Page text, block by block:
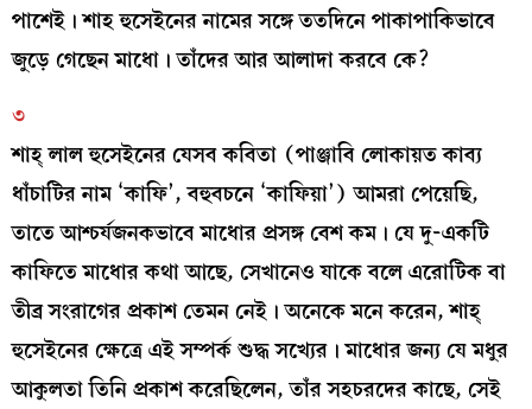
পাশেই। শাহ হুসেইনের নামের সঙ্গে ততদিনে পাকাপাকিভাবে
জুড়ে গেছেন মাধো। তাঁদের আর আলাদা করবে কে?
৩
শাহ্‌ লাল হুসেইনের যেসব কবিতা (পাঞ্জাবি লোকায়ত কাব্য
ধাঁচাটির নাম ‘কাফি’, বহুবচনে ‘কাফিয়া’) আমরা পেয়েছি,
তাতে আশ্চর্যজনকভাবে মাধোর প্রসঙ্গ বেশ কম। যে দু-একটি
কাফিতে মাধোর কথা আছে, সেখানেও যাকে বলে এরোটিক বা
তীব্র সংরাগের প্রকাশ তেমন নেই। অনেকে মনে করেন, শাহ্‌
হুসেইনের ক্ষেত্রে এই সম্পর্ক শুদ্ধ সখ্যের। মাধোর জন্য যে মধুর
আকুলতা তিনি প্রকাশ করেছিলেন, তাঁর সহচরদের কাছে, সেই